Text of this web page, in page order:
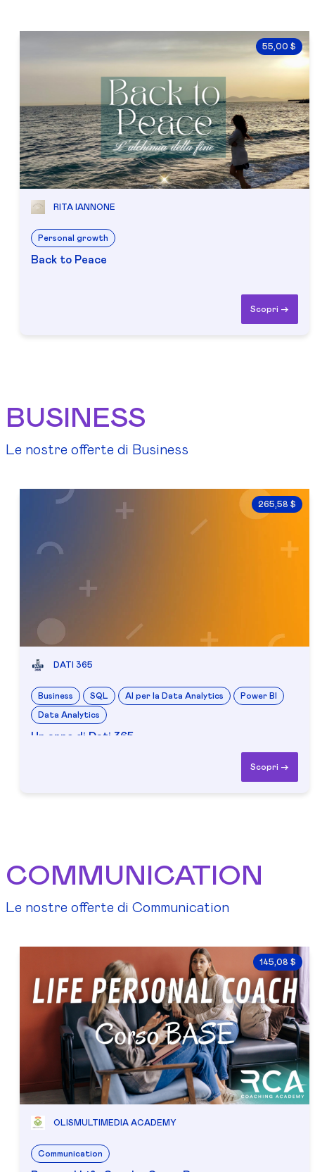
55,00 $
RITA IANNONE
Personal growth
Back to Peace
Scopri ->
BUSINESS
Le nostre offerte di Business
265,58 $
DATI 365
Business SQL AI per la Data Analytics Power BI
Data Analytics
Un anno di Dati 365
Scopri ->
COMMUNICATION
Le nostre offerte di Communication
145,08 $
OLISMULTIMEDIA ACADEMY
Communication